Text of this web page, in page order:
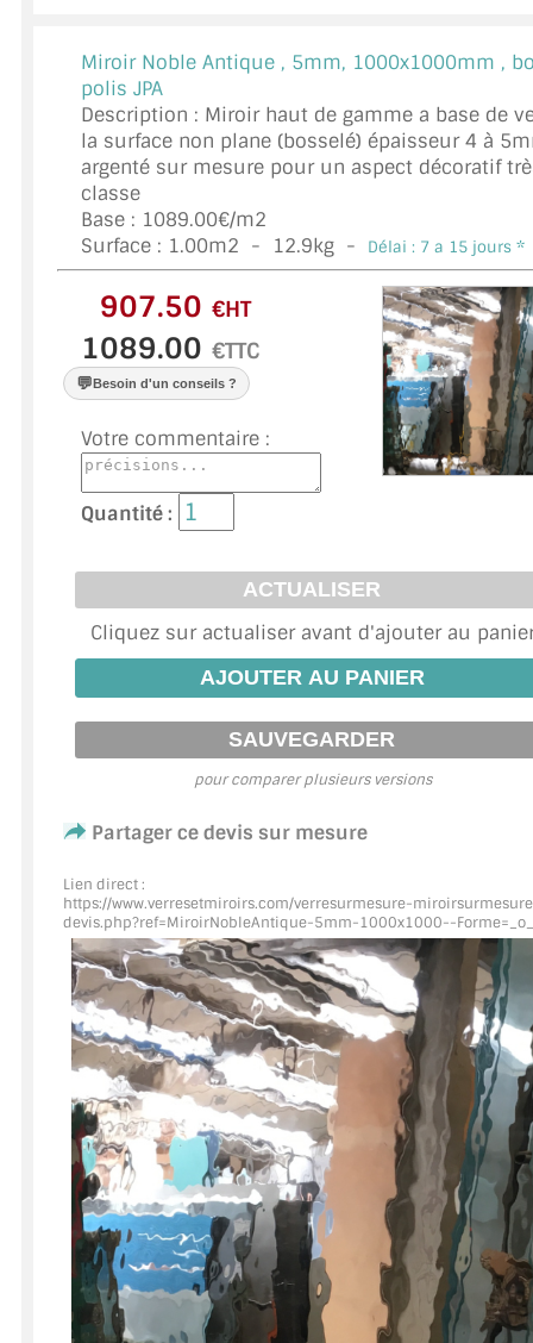
VERRE SUR MESURE
VERRE EXTRACLAIR
VERRE TREMPÉ (SÉCURIT)
PAROI DE DOUCHE
VERRE ANTI-REFLET
VERRE LAQUÉ/CRÉDENCE
VERRE FEUILLETÉ/TREMPÉ
DALLE DE SOL EN VERRE
GARDE CORPS EN VERRE
VERRIÈRE TYPE ATELIER
VERRES TEXTURÉS
PLEXIGLAS PMMA
CATALOGUE DE PROFILS ET FIXATION DU VERRE
LES FIXATIONS POUR MIROIR
LES PROFILS PAROI DE VERRE
VITRINE EN VERRE
CONNECTEURS ET ASSEMBLAGE DE VERRES
PLATS ET CORNIÈRES
LES CHARNIÈRES DE PORTE EN VERRE
BOUTONS ET POIGNÉES
BARRES DE STABILISATION
Miroir Noble Antique , 5mm, 1000x1000mm ,
polis JPA
Description : Miroir haut de gamme a base de
la surface non plane (bosselé) épaisseur 4 à
argenté sur mesure pour un aspect décoratif
classe
Base : 1089.00€/m2
Surface : 1.00m2 - 12.9kg - Délai : 7 a 15 jours *
€HT
€TTC
💬Besoin d'un conseils ?
Votre commentaire :
Quantité :
Cliquez sur actualiser avant d'ajouter au
pour comparer plusieurs versions
Partager ce devis sur mesure
Lien direct :
https://www.verresetmiroirs.com/verresurmesure-
devis.php?ref=MiroirNobleAntique-5mm-1000x1000--Forme=_o_